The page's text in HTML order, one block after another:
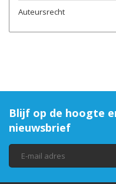
Auteursrecht
Blijf op de hoogte
nieuwsbrief